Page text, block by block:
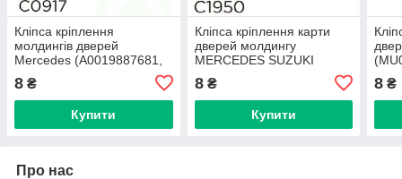
Кліпса кріплення
молдингів дверей
Mercedes (A0019887681,
8 ₴
Купити
Кліпса кріплення карти
дверей молдингу
MERCEDES SUZUKI
(C1950)
8₴
Купити
8 ₴
Про нас